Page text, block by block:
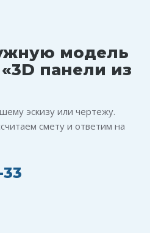
модель
панели из
эскизу или чертежу.
смету и ответим на
33